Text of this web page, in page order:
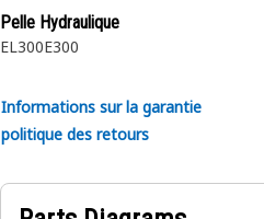
Pelle Hydraulique
EL300E300
Informations sur la garantie
politique des retours